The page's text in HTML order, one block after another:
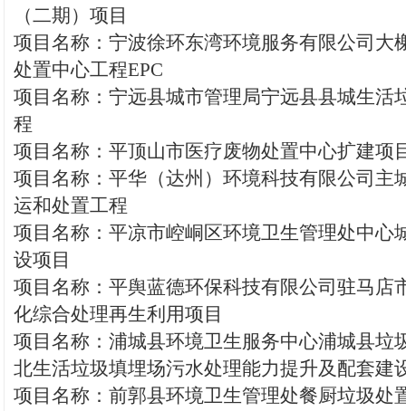
（二期）项目
项目名称：宁波徐环东湾环境服务有限公司大
处置中心工程EPC
项目名称：宁远县城市管理局宁远县县城生活
程
项目名称：平顶山市医疗废物处置中心扩建项
项目名称：平华（达州）环境科技有限公司主
运和处置工程
项目名称：平凉市崆峒区环境卫生管理处中心
设项目
项目名称：平舆蓝德环保科技有限公司驻马店
化综合处理再生利用项目
项目名称：浦城县环境卫生服务中心浦城县垃
北生活垃圾填埋场污水处理能力提升及配套建
项目名称：前郭县环境卫生管理处餐厨垃圾处